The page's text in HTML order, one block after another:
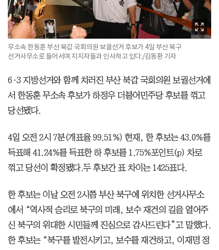
무소속 한동훈 부산 북갑 국회의원 보궐선거 후보가 4일 부산 북구
선거사무소로 들어서며 지지자들과 인사하고 있다./김동환 기자
6·3 지방선거와 함께 치러진 부산 북갑 국회의원 보궐선거에
서 한동훈 무소속 후보가 하정우 더불어민주당 후보를 꺾고
당선됐다.
4일 오전 2시 7분(개표율 99.51%) 현재, 한 후보는 43.0%를
득표해 41.24%를 득표한 하 후보를 1.75%포인트(p) 차로
꺾고 당선이 확정됐다.두 후보간 표 차이는 1425표다.
한 후보는 이날 오전 2시쯤 부산 북구에 위치한 선거사무소
에서 “역사적 승리로 북구의 미래, 보수 재건의 길을 열어주
신 북구의 위대한 시민들께 진심으로 감사드린다”고 말했다.
한 후보는 “북구를 발전시키고, 보수를 재건하고, 이재명 정